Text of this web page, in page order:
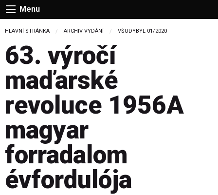
Menu
HLAVNÍ STRÁNKA ARCHIV VYDÁNÍ VŠUDYBYL 01/2020
63. výročí
maďarské
revoluce 1956A
magyar
forradalom
évfordulója